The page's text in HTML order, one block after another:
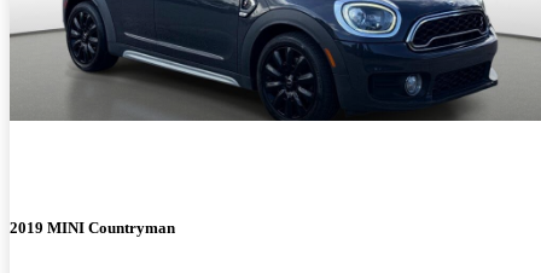
2019 MINI Countryman